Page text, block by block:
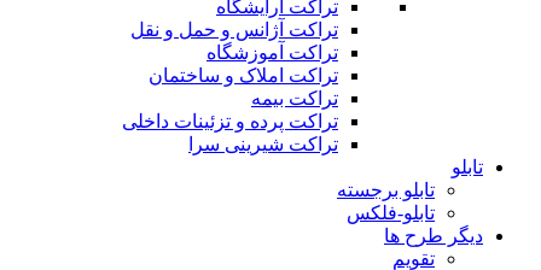
تراکت آرایشگاه
تراکت آژانس و حمل و نقل
تراکت آموزشگاه
تراکت املاک و ساختمان
تراکت بیمه
تراکت پرده و تزئینات داخلی
تراکت شیرینی سرا
تابلو
تابلو برجسته
تابلو-فلکس
دیگر طرح ها
تقویم